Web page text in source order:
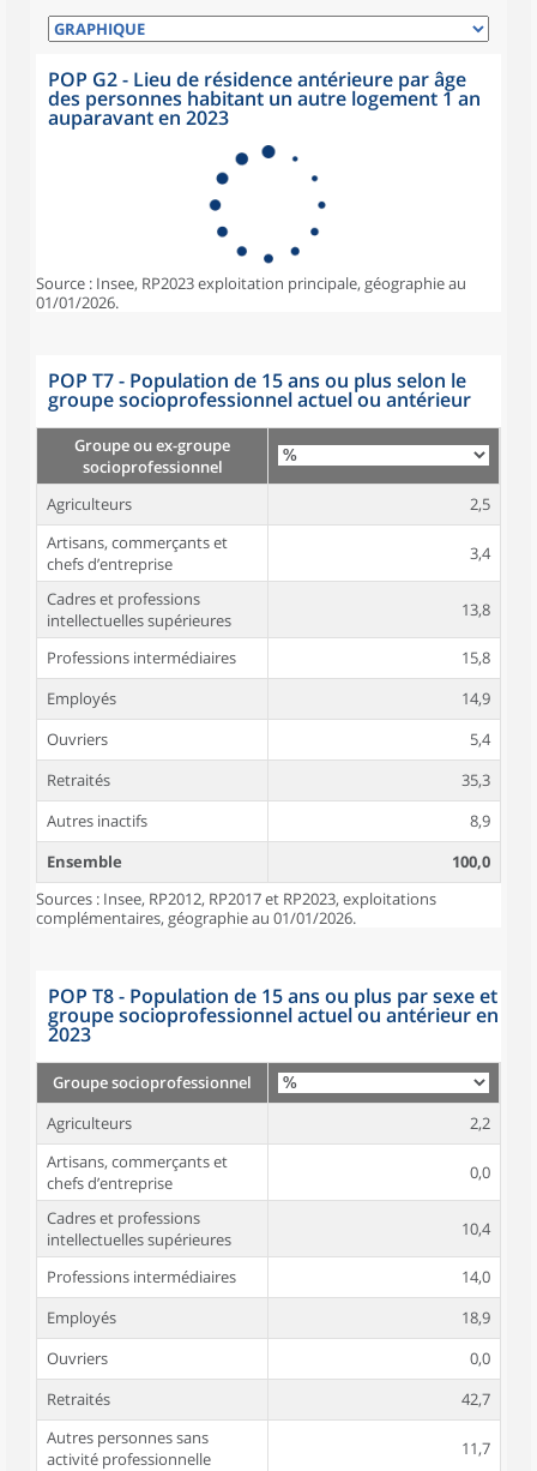
POP G2 - Lieu de résidence antérieure par âge
des personnes habitant un autre logement 1 an
auparavant en 2023
Source : Insee, RP2023 exploitation principale, géographie au
01/01/2026.
POP T7 - Population de 15 ans ou plus selon le
groupe socioprofessionnel actuel ou antérieur
Groupe ou ex-groupe
socioprofessionnel
Agriculteurs
2,5
Artisans, commerçants et
chefs d’entreprise
3,4
Cadres et professions
intellectuelles supérieures
13,8
Professions intermédiaires
15,8
Employés
14,9
Ouvriers
5,4
Retraités
35,3
Autres inactifs
8,9
Ensemble
100,0
Sources : Insee, RP2012, RP2017 et RP2023, exploitations
complémentaires, géographie au 01/01/2026.
POP T8 - Population de 15 ans ou plus par sexe et
groupe socioprofessionnel actuel ou antérieur en
2023
Groupe socioprofessionnel
Agriculteurs
2,2
Artisans, commerçants et
chefs d’entreprise
0,0
Cadres et professions
intellectuelles supérieures
10,4
Professions intermédiaires
14,0
Employés
18,9
Ouvriers
0,0
Retraités
42,7
Autres personnes sans
activité professionnelle
11,7